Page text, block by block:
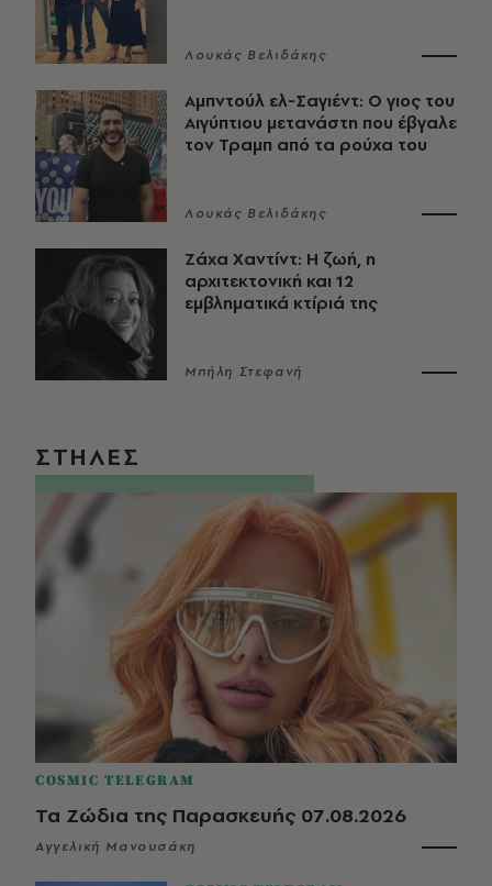
Λουκάς Βελιδάκης
Αμπντούλ ελ-Σαγιέντ: Ο γιος του
Αιγύπτιου μετανάστη που έβγαλε
τον Τραμπ από τα ρούχα του
Λουκάς Βελιδάκης
Ζάχα Χαντίντ: Η ζωή, η
αρχιτεκτονική και 12
εμβληματικά κτίριά της
Μπήλη Στεφανή
ΣΤΗΛΕΣ
COSMIC TELEGRAM
Τα Ζώδια της Παρασκευής 07.08.2026
Αγγελική Μανουσάκη